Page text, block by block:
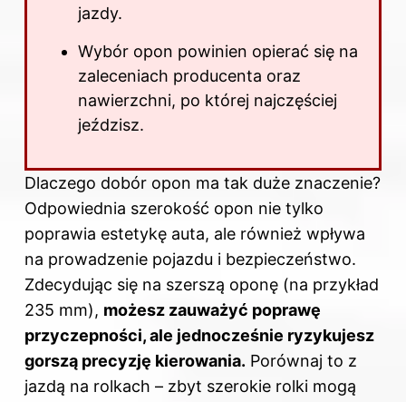
jazdy.
Wybór opon powinien opierać się na
zaleceniach producenta oraz
nawierzchni, po której najczęściej
jeździsz.
Dlaczego dobór opon ma tak duże znaczenie?
Odpowiednia szerokość opon nie tylko
poprawia estetykę auta, ale również wpływa
na prowadzenie pojazdu i bezpieczeństwo.
Zdecydując się na szerszą oponę (na przykład
235 mm), możesz zauważyć poprawę
przyczepności, ale jednocześnie ryzykujesz
gorszą precyzję kierowania. Porównaj to z
jazdą na rolkach – zbyt szerokie rolki mogą